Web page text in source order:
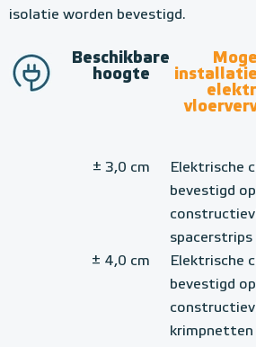
isolatie worden bevestigd.
Beschikbare
hoogte
± 3,0 cm
Elektrische
bevestigd
spacerstrips
± 4,0 cm
Elektrische
bevestigd
krimpnetten